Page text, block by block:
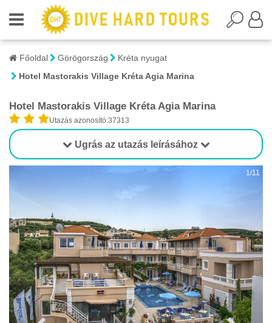
Főoldal Görögország
Kréta nyugat
Hotel Mastorakis Village Kréta Agia Marina
Hotel Mastorakis Village Kréta Agia Marina
Utazás azonosító:37313
Ugrás az utazás leírásához
1/11